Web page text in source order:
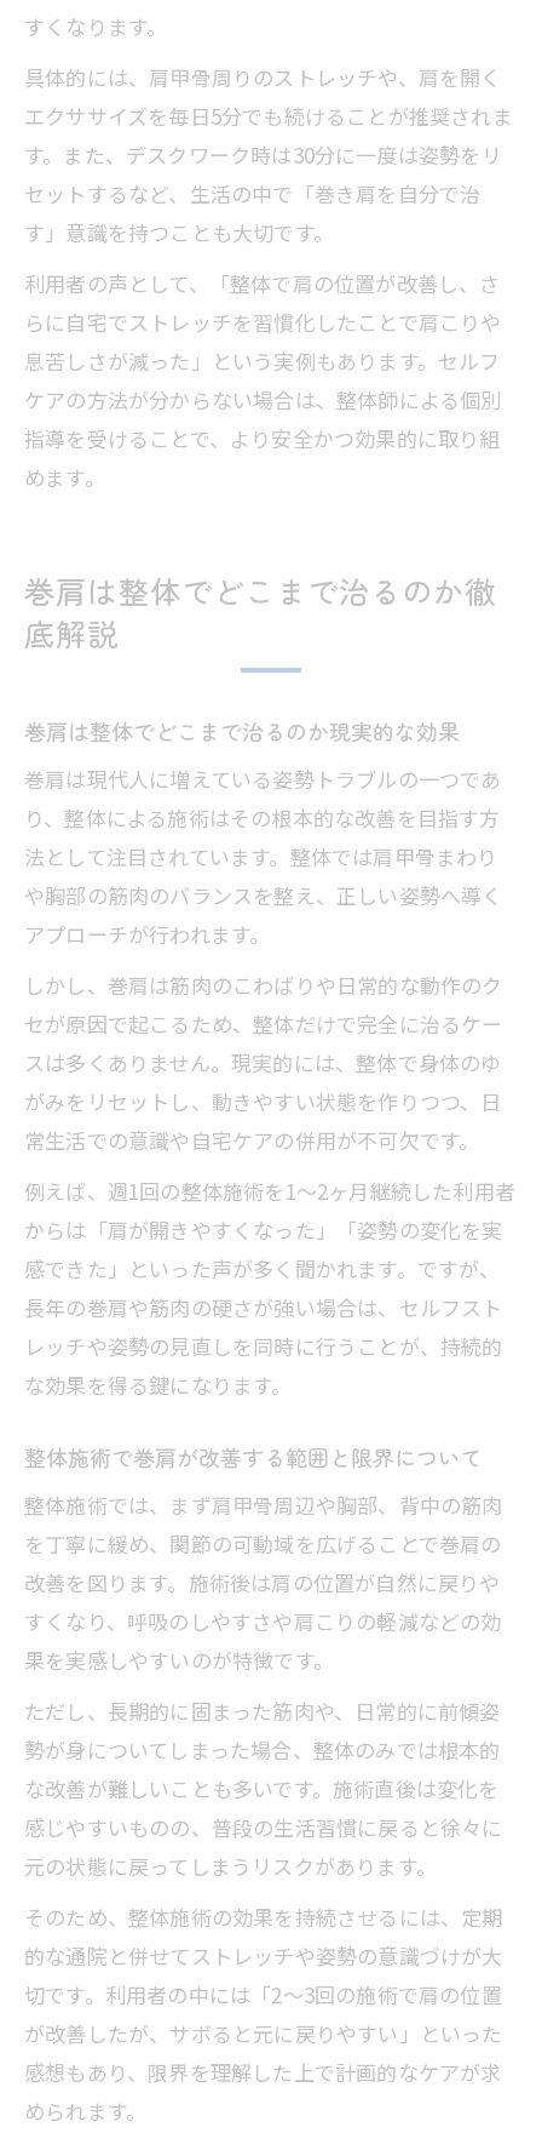
すくなります。
具体的には、肩甲骨周りのストレッチや、肩を開く
エクササイズを毎日5分でも続けることが推奨されま
す。また、デスクワーク時は30分に一度は姿勢をリ
セットするなど、生活の中で「巻き肩を自分で治
す」意識を持つことも大切です。
利用者の声として、「整体で肩の位置が改善し、さ
らに自宅でストレッチを習慣化したことで肩こりや
息苦しさが減った」という実例もあります。セルフ
ケアの方法が分からない場合は、整体師による個別
指導を受けることで、より安全かつ効果的に取り組
めます。
巻肩は整体でどこまで治るのか徹
底解説
巻肩は整体でどこまで治るのか現実的な効果
巻肩は現代人に増えている姿勢トラブルの一つであ
り、整体による施術はその根本的な改善を目指す方
法として注目されています。整体では肩甲骨まわり
や胸部の筋肉のバランスを整え、正しい姿勢へ導く
アプローチが行われます。
しかし、巻肩は筋肉のこわばりや日常的な動作のク
セが原因で起こるため、整体だけで完全に治るケー
スは多くありません。現実的には、整体で身体のゆ
がみをリセットし、動きやすい状態を作りつつ、日
常生活での意識や自宅ケアの併用が不可欠です。
例えば、週1回の整体施術を1～2ヶ月継続した利用者
からは「肩が開きやすくなった」「姿勢の変化を実
感できた」といった声が多く聞かれます。ですが、
長年の巻肩や筋肉の硬さが強い場合は、セルフスト
レッチや姿勢の見直しを同時に行うことが、持続的
な効果を得る鍵になります。
整体施術で巻肩が改善する範囲と限界について
整体施術では、まず肩甲骨周辺や胸部、背中の筋肉
を丁寧に緩め、関節の可動域を広げることで巻肩の
改善を図ります。施術後は肩の位置が自然に戻りや
すくなり、呼吸のしやすさや肩こりの軽減などの効
果を実感しやすいのが特徴です。
ただし、長期的に固まった筋肉や、日常的に前傾姿
勢が身についてしまった場合、整体のみでは根本的
な改善が難しいことも多いです。施術直後は変化を
感じやすいものの、普段の生活習慣に戻ると徐々に
元の状態に戻ってしまうリスクがあります。
そのため、整体施術の効果を持続させるには、定期
的な通院と併せてストレッチや姿勢の意識づけが大
切です。利用者の中には「2～3回の施術で肩の位置
が改善したが、サボると元に戻りやすい」といった
感想もあり、限界を理解した上で計画的なケアが求
められます。